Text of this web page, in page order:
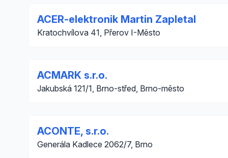
ACER-elektronik Martin Zapletal
Kratochvílova 41, Přerov I-Město
ACMARK s.r.o.
Jakubská 121/1, Brno-střed, Brno-město
ACONTE, s.r.o.
Generála Kadlece 2062/7, Brno